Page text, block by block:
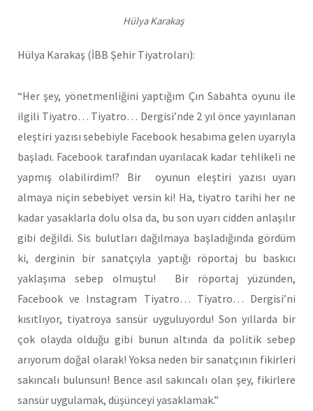
Hülya Karakaş
Hülya Karakaş (İBB Şehir Tiyatroları):
“Her şey, yönetmenliğini yaptığım Çın Sabahta oyunu ile
ilgili Tiyatro… Tiyatro… Dergisi’nde 2 yıl önce yayınlanan
eleştiri yazısı sebebiyle Facebook hesabıma gelen uyarıyla
başladı. Facebook tarafından uyarılacak kadar tehlikeli ne
yapmış olabilirdim!? Bir oyunun eleştiri yazısı uyarı
almaya niçin sebebiyet versin ki! Ha, tiyatro tarihi her ne
kadar yasaklarla dolu olsa da, bu son uyarı cidden anlaşılır
gibi değildi. Sis bulutları dağılmaya başladığında gördüm
ki, derginin bir sanatçıyla yaptığı röportaj bu baskıcı
yaklaşıma sebep olmuştu! Bir röportaj yüzünden,
Facebook ve Instagram Tiyatro… Tiyatro… Dergisi’ni
kısıtlıyor, tiyatroya sansür uyguluyordu! Son yıllarda bir
çok olayda olduğu gibi bunun altında da politik sebep
arıyorum doğal olarak! Yoksa neden bir sanatçının fikirleri
sakıncalı bulunsun! Bence asıl sakıncalı olan şey, fikirlere
sansür uygulamak, düşünceyi yasaklamak.”